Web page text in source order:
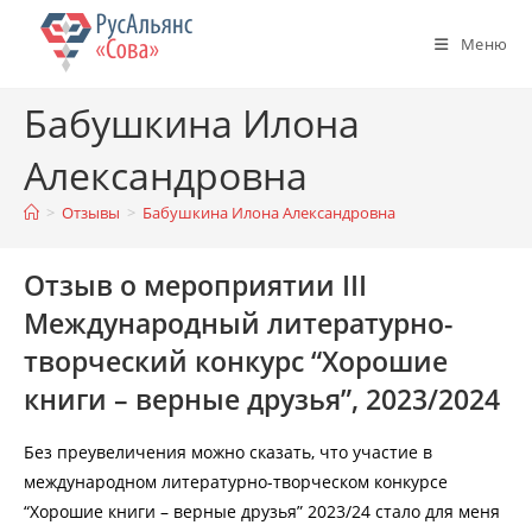
Перейти
содержимому
Меню
Бабушкина Илона
Александровна
> Отзывы > Бабушкина Илона Александровна
Отзыв о мероприятии III
Международный литературно-
творческий конкурс “Хорошие
книги – верные друзья”, 2023/2024
Без преувеличения можно сказать, что участие в
международном литературно-творческом конкурсе
“Хорошие книги – верные друзья” 2023/24 стало для меня